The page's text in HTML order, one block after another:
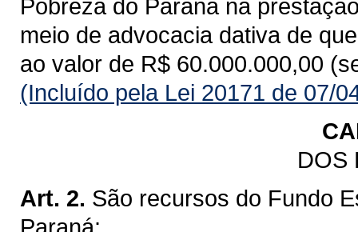
Pobreza do Paraná na
meio de advocacia dativa de
ao valor de R$ 60.000.000,00
(Incluído pela Lei 20171 de 07/
DOS
Art. 2. São recursos do Fundo